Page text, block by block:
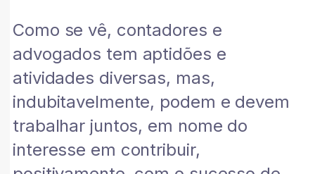
Como se vê, contadores e
advogados tem aptidões e
atividades diversas, mas,
indubitavelmente, podem e devem
trabalhar juntos, em nome do
interesse em contribuir,